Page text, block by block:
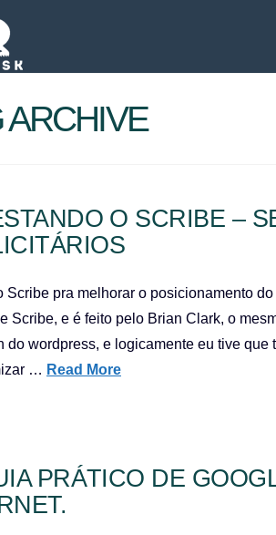
ARCHIVE
O SCRIBE –
Scribe pra melhorar o posicionamento
Scribe, e é feito pelo Brian Clark, o
do wordpress, e logicamente eu tive
… Read More
PRÁTICO DE